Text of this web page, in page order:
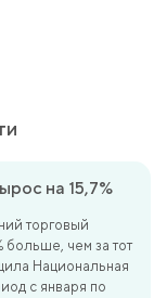
на 15,7%
торговый
больше, чем за тот
Национальная
с января по